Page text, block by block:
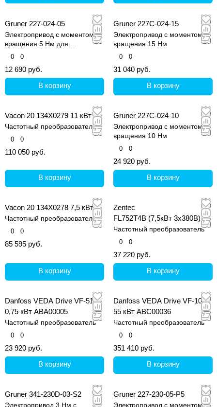
Gruner 227-024-05
Электропривод с моментом
вращения 5 Нм для
воздушных заслонок и
вентиляции
0 0
12 690 руб.
В корзину
Gruner 227C-024-15
Электропривод с моментом
вращения 15 Нм
0 0
31 040 руб.
В корзину
Vacon 20 134X0279 11 кВт
Частотный преобразователь
0 0
110 050 руб.
В корзину
Gruner 227C-024-10
Электропривод с моментом
вращения 10 Нм
0 0
24 920 руб.
В корзину
Vacon 20 134X0278 7,5 кВт
Частотный преобразователь
0 0
85 595 руб.
В корзину
Zentec
FL752T4B (7,5кВт 3х380В)
Частотный преобразователь
0 0
37 220 руб.
В корзину
Danfoss VEDA Drive VF-51
0,75 кВт ABA00005
Частотный преобразователь
0 0
23 920 руб.
В корзину
Danfoss VEDA Drive VF-101
55 кВт ABС00036
Частотный преобразователь
0 0
351 410 руб.
В корзину
Gruner 341-230D-03-S2
Электропривод 3 Нм с
Gruner 227-230-05-P5
Электропривод с моментом